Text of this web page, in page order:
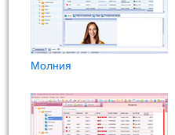
Молния